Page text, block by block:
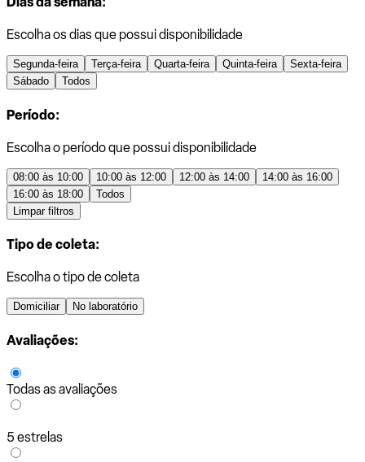
Escolha os dias que possui disponibilidade
Segunda-feira Terça-feira Quarta-feira Quinta-feira
Sexta-feira
Sábado
Todos
Período:
Escolha o período que possui disponibilidade
08:00 às 10:00 10:00 às 12:00 12:00 às 14:00
14:00 às 16:00
16:00 às 18:00
Todos
Limpar filtros
Tipo de coleta:
Escolha o tipo de coleta
Domiciliar No laboratório
Avaliações:
Todas as avaliações
5 estrelas